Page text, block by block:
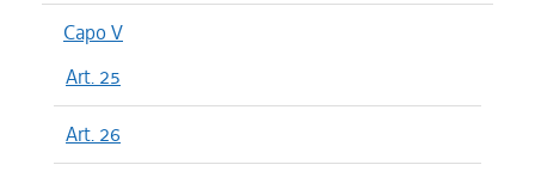
Capo V
Art. 25
Art. 26